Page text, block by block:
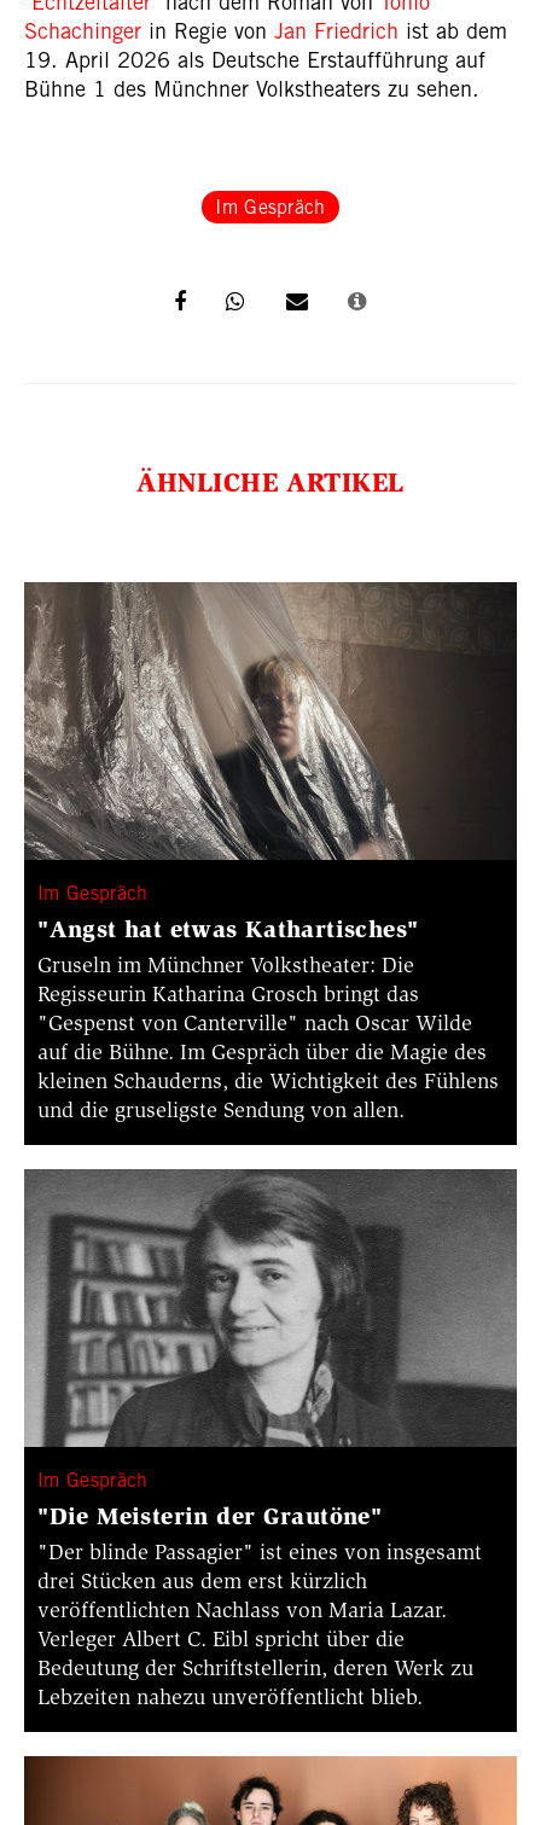
Schachinger in Regie von Jan Friedrich ist ab dem
19. April 2026 als Deutsche Erstaufführung auf
Bühne 1 des Münchner Volkstheaters zu sehen.
Im Gespräch
ÄHNLICHE ARTIKEL
Im Gespräch
"Angst hat etwas Kathartisches"
Gruseln im Münchner Volkstheater: Die
Regisseurin Katharina Grosch bringt das
"Gespenst von Canterville" nach Oscar Wilde
auf die Bühne. Im Gespräch über die Magie des
kleinen Schauderns, die Wichtigkeit des Fühlens
und die gruseligste Sendung von allen.
Im Gespräch
"Die Meisterin der Grautöne"
"Der blinde Passagier" ist eines von insgesamt
drei Stücken aus dem erst kürzlich
veröffentlichten Nachlass von Maria Lazar.
Verleger Albert C. Eibl spricht über die
Bedeutung der Schriftstellerin, deren Werk zu
Lebzeiten nahezu unveröffentlicht blieb.